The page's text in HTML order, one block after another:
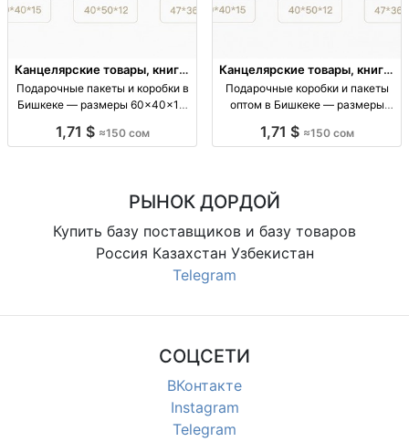
Канцелярские товары, книги,
учебники
Подарочные пакеты и коробки в
Бишкеке — размеры 60×40×15,
подарочные кор/пакеты; опт;
1,71 $ ≈150 сом
Канцелярские товары, книги,
учебники
Подарочные коробки и пакеты
оптом в Бишкеке — размеры
подарочные коробки/пакеты
1,71 $ ≈150 сом
РЫНОК ДОРДОЙ
Купить базу поставщиков и базу товаров
Россия Казахстан Узбекистан
Telegram
СОЦСЕТИ
ВКонтакте
Instagram
Telegram